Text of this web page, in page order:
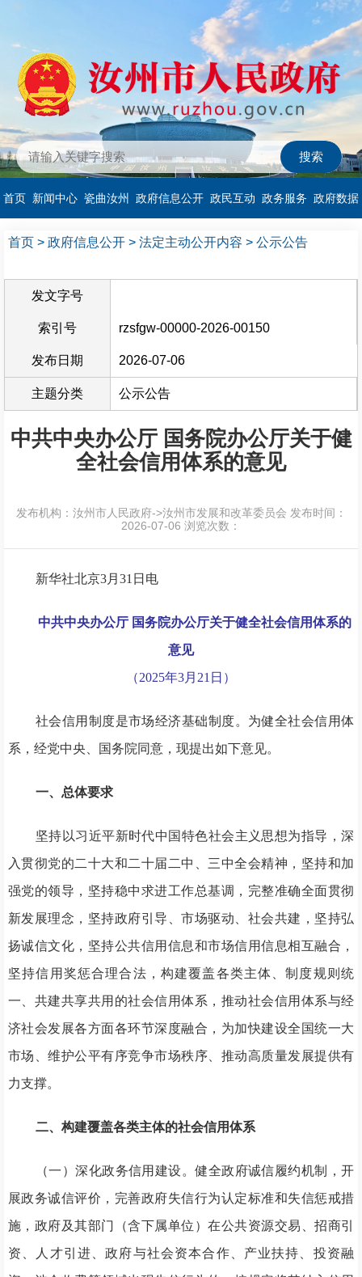
首页 新闻中心 瓷曲汝州 政府信息公开 政民互动 政务服务 政府数据
首页 > 政府信息公开 > 法定主动公开内容 > 公示公告
发文字号
索引号 rzsfgw-00000-2026-00150
发布日期 2026-07-06
主题分类 公示公告
中共中央办公厅 国务院办公厅关于健
全社会信用体系的意见
发布机构：汝州市人民政府->汝州市发展和改革委员会 发布时间：
2026-07-06 浏览次数：
新华社北京3月31日电
中共中央办公厅 国务院办公厅关于健全社会信用体系的
意见
（2025年3月21日）
社会信用制度是市场经济基础制度。为健全社会信用体
系，经党中央、国务院同意，现提出如下意见。
一、总体要求
坚持以习近平新时代中国特色社会主义思想为指导，深
入贯彻党的二十大和二十届二中、三中全会精神，坚持和加
强党的领导，坚持稳中求进工作总基调，完整准确全面贯彻
新发展理念，坚持政府引导、市场驱动、社会共建，坚持弘
扬诚信文化，坚持公共信用信息和市场信用信息相互融合，
坚持信用奖惩合理合法，构建覆盖各类主体、制度规则统
一、共建共享共用的社会信用体系，推动社会信用体系与经
济社会发展各方面各环节深度融合，为加快建设全国统一大
市场、维护公平有序竞争市场秩序、推动高质量发展提供有
力支撑。
二、构建覆盖各类主体的社会信用体系
（一）深化政务信用建设。健全政府诚信履约机制，开
展政务诚信评价，完善政府失信行为认定标准和失信惩戒措
施，政府及其部门（含下属单位）在公共资源交易、招商引
资、人才引进、政府与社会资本合作、产业扶持、投资融